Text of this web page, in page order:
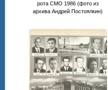
рота СМО 1986 (фото из
архива Андрей Постоялкин)